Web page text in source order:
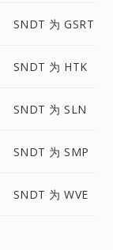
SNDT 为 GSRT
SNDT 为 HTK
SNDT 为 SLN
SNDT 为 SMP
SNDT 为 WVE